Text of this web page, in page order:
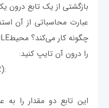
بازگشتی از یک تابع درون
عبارت محاسباتی از آن
را درون آن تایپ کنید:
این تابع دو مقدار را به